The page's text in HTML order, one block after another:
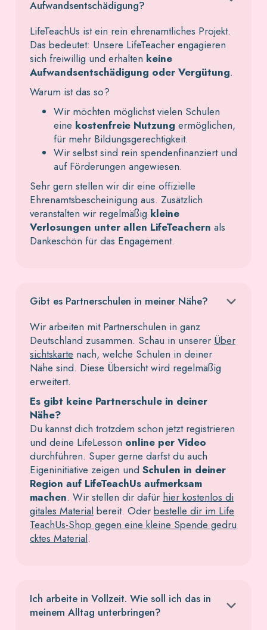
Aufwandsentschädigung?
LifeTeachUs ist ein rein ehrenamtliches Projekt.
Das bedeutet: Unsere LifeTeacher engagieren
sich freiwillig und erhalten keine
Aufwandsentschädigung oder Vergütung.
Warum ist das so?
Wir möchten möglichst vielen Schulen
eine kostenfreie Nutzung ermöglichen,
für mehr Bildungsgerechtigkeit.
Wir selbst sind rein spendenfinanziert und
auf Förderungen angewiesen.
Sehr gern stellen wir dir eine offizielle
Ehrenamtsbescheinigung aus. Zusätzlich
veranstalten wir regelmäßig kleine
Verlosungen unter allen LifeTeachern als
Dankeschön für das Engagement.
Gibt es Partnerschulen in meiner Nähe?
Wir arbeiten mit Partnerschulen in ganz
Deutschland zusammen. Schau in unserer Über
sichtskarte nach, welche Schulen in deiner
Nähe sind. Diese Übersicht wird regelmäßig
erweitert.
Es gibt keine Partnerschule in deiner
Nähe?
Du kannst dich trotzdem schon jetzt registrieren
und deine LifeLesson online per Video
durchführen. Super gerne darfst du auch
Eigeninitiative zeigen und Schulen in deiner
Region auf LifeTeachUs aufmerksam
machen. Wir stellen dir dafür hier kostenlos di
gitales Material bereit. Oder bestelle dir im Life
TeachUs-Shop gegen eine kleine Spende gedru
cktes Material.
Ich arbeite in Vollzeit. Wie soll ich das in
meinem Alltag unterbringen?